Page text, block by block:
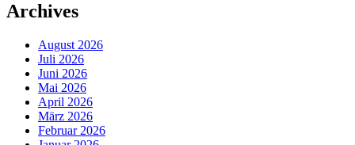
Archives
August 2026
Juli 2026
Juni 2026
Mai 2026
April 2026
März 2026
Februar 2026